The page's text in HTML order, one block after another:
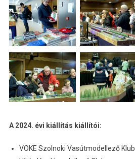
A 2024. évi kiállítás kiállítói:
VOKE Szolnoki Vasútmodellező Klub